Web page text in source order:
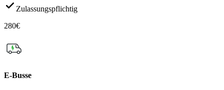
Zulassungspflichtig
280€
E-Busse